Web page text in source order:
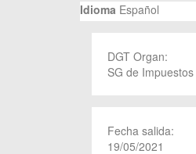
Idioma Español
DGT Organ:
SG de
Fecha salida:
19/05/2021